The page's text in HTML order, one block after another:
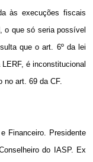
às execuções fiscais
o que só seria possível
que o art. 6º da lei
é inconstitucional
no art. 69 da CF.
Financeiro. Presidente
do IASP. Ex